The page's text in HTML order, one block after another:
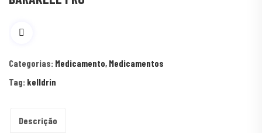
Categorias: Medicamento, Medicamentos
Tag: kelldrin
Descrição